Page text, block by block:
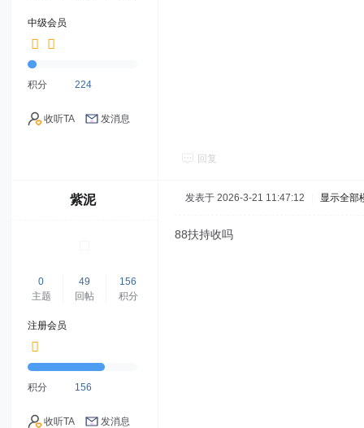
中级会员
积分 224
收听TA 发消息
回复
紫泥
0
主题
49
回帖
156
积分
注册会员
积分 156
收听TA 发消息
发表于 2026-3-21 11:47:12 显示全部
88扶持收吗